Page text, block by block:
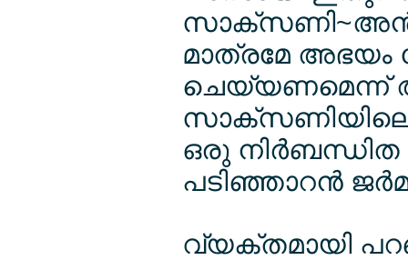
മാത്രമേ അഭയം
ചെയ്യണമെന്ന്
സാക്സണിയിലെ
ഒരു നിര്‍ബന്ധിത
പടിഞ്ഞാറന്‍
വ്യക്തമായി